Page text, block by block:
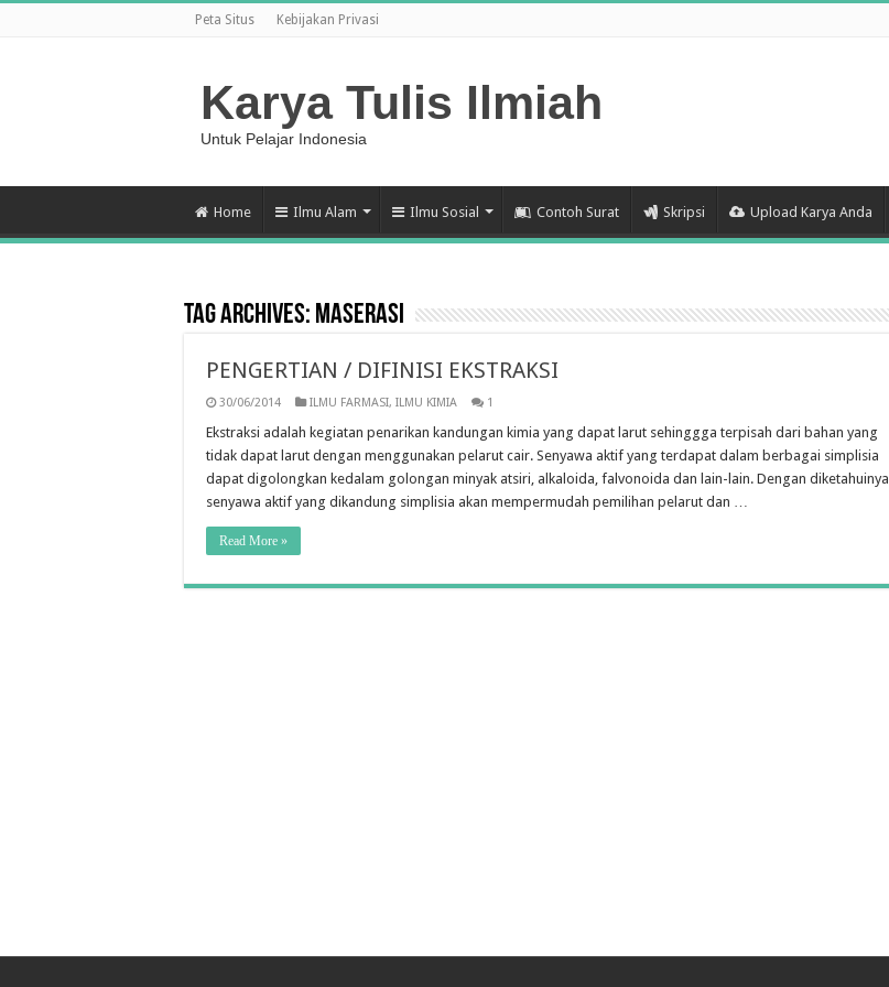
Peta Situs Kebijakan Privasi
Karya Tulis Ilmiah
Untuk Pelajar Indonesia
Home Ilmu Alam Ilmu Sosial Contoh Surat Skripsi Upload Karya Anda
Tag Archives: Maserasi
PENGERTIAN / DIFINISI EKSTRAKSI
30/06/2014 ILMU FARMASI, ILMU KIMIA 1
Ekstraksi adalah kegiatan penarikan kandungan kimia yang dapat larut sehinggga terpisah dari bahan yang
tidak dapat larut dengan menggunakan pelarut cair. Senyawa aktif yang terdapat dalam berbagai simplisia
dapat digolongkan kedalam golongan minyak atsiri, alkaloida, falvonoida dan lain-lain. Dengan diketahuinya
senyawa aktif yang dikandung simplisia akan mempermudah pemilihan pelarut dan …
Read More »